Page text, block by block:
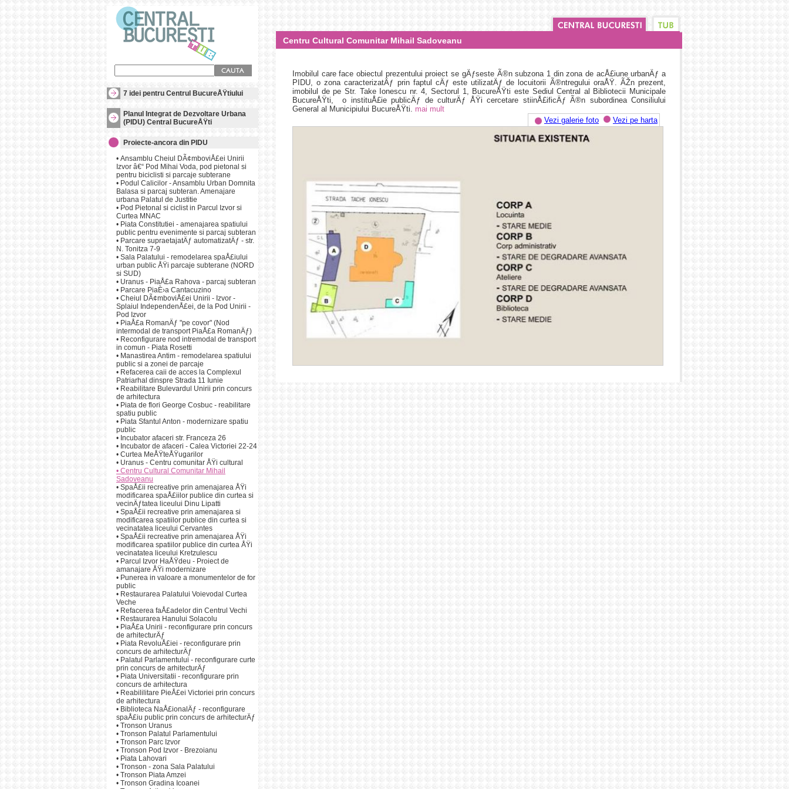
7 idei pentru Centrul BucureÅŸtiului
Planul Integrat de Dezvoltare Urbana
(PIDU) Central BucureÅŸti
Proiecte-ancora din PIDU
• Ansamblu Cheiul DÃ¢mboviÅ£ei Unirii
Izvor â€“ Pod Mihai Voda, pod pietonal si
pentru biciclisti si parcaje subterane
• Podul Calicilor - Ansamblu Urban Domnita
Balasa si parcaj subteran. Amenajare
urbana Palatul de Justitie
• Pod Pietonal si ciclist in Parcul Izvor si
Curtea MNAC
• Piata Constitutiei - amenajarea spatiului
public pentru evenimente si parcaj subteran
• Parcare supraetajatÄƒ automatizatÄƒ - str.
N. Tonitza 7-9
• Sala Palatului - remodelarea spaÅ£iului
urban public ÅŸi parcaje subterane (NORD
si SUD)
• Uranus - PiaÅ£a Rahova - parcaj subteran
• Parcare PiaÈ›a Cantacuzino
• Cheiul DÃ¢mboviÅ£ei Unirii - Izvor -
Splaiul IndependenÅ£ei, de la Pod Unirii -
Pod Izvor
• PiaÅ£a RomanÄƒ "pe covor" (Nod
intermodal de transport PiaÅ£a RomanÄƒ)
• Reconfigurare nod intremodal de transport
in comun - Piata Rosetti
• Manastirea Antim - remodelarea spatiului
public si a zonei de parcaje
• Refacerea caii de acces la Complexul
Patriarhal dinspre Strada 11 Iunie
• Reabilitare Bulevardul Unirii prin concurs
de arhitectura
• Piata de flori George Cosbuc - reabilitare
spatiu public
• Piata Sfantul Anton - modernizare spatiu
public
• Incubator afaceri str. Franceza 26
• Incubator de afaceri - Calea Victoriei 22-24
• Curtea MeÅŸteÅŸugarilor
• Uranus - Centru comunitar ÅŸi cultural
• Centru Cultural Comunitar Mihail
Sadoveanu
• SpaÅ£ii recreative prin amenajarea ÅŸi
modificarea spaÅ£iilor publice din curtea si
vecinÄƒtatea liceului Dinu Lipatti
• SpaÅ£ii recreative prin amenajarea si
modificarea spatiilor publice din curtea si
vecinatatea liceului Cervantes
• SpaÅ£ii recreative prin amenajarea ÅŸi
modificarea spatiilor publice din curtea ÅŸi
vecinatatea liceului Kretzulescu
• Parcul Izvor HaÅŸdeu - Proiect de
amanajare ÅŸi modernizare
• Punerea in valoare a monumentelor de for
public
• Restaurarea Palatului Voievodal Curtea
Veche
• Refacerea faÅ£adelor din Centrul Vechi
• Restaurarea Hanului Solacolu
• PiaÅ£a Unirii - reconfigurare prin concurs
de arhitecturÄƒ
• Piata RevoluÅ£iei - reconfigurare prin
concurs de arhitecturÄƒ
• Palatul Parlamentului - reconfigurare curte
prin concurs de arhitecturÄƒ
• Piata Universitatii - reconfigurare prin
concurs de arhitectura
• Reabililitare PieÅ£ei Victoriei prin concurs
de arhitectura
• Biblioteca NaÅ£ionalÄƒ - reconfigurare
spaÅ£iu public prin concurs de arhitecturÄƒ
• Tronson Uranus
• Tronson Palatul Parlamentului
• Tronson Parc Izvor
• Tronson Pod Izvor - Brezoianu
• Piata Lahovari
• Tronson - zona Sala Palatului
• Tronson Piata Amzei
• Tronson Gradina Icoanei
Centru Cultural Comunitar Mihail Sadoveanu
Imobilul care face obiectul prezentului proiect se gÄƒseste Ã®n subzona 1 din zona de acÅ£iune urbanÄƒ a
PIDU, o zona caracterizatÄƒ prin faptul cÄƒ este utilizatÄƒ de locuitorii Ã®ntregului oraÅŸ. ÃŽn prezent,
imobilul de pe Str. Take Ionescu nr. 4, Sectorul 1, BucureÅŸti este Sediul Central al Bibliotecii Municipale
BucureÅŸti, o instituÅ£ie publicÄƒ de culturÄƒ ÅŸi cercetare stiinÅ£ificÄƒ Ã®n subordinea Consiliului
General al Municipiului BucureÅŸti. mai mult
Imobilul care face obiectul prezentului proiect se gÄƒseste Ã®n subzona 1 din zona de acÅ£iune
urbanÄƒ a PIDU, o zona caracterizatÄƒ prin faptul cÄƒ este utilizatÄƒ de locuitorii Ã®ntregului oraÅŸ.
se adreseazÄƒ unui grup Å£intÄƒ restrÃ¢ns prin natura serviciilor oferite ÅŸi duce lipsa de spaÅ£iile
necesare pentru diversificarea activitÄƒÅ£ilor culturale pe care ar trebui sa le organizeze pentru a atrage un
numÄƒr mai mare de utilizatori din toate categoriile sociale ÅŸi de vÃ¢rstÄƒ.
Prin crearea Centrului Comunitar Mihail Sadoveanu se vor putea Ã®mbunÄƒtÄƒÅ£i ÅŸi diversificÄƒ serviciile
ÅŸi activitate culturale oferite Ã®n prezent de Biblioteca MunicipalÄƒ BucureÅŸti iar biblioteca va deveni mai
atractivÄƒ pentru locuitorii Ã®ntregului oraÅŸ.
La nivelul imaginii urbane, calitÄƒÅ£ile arhitecturale ale corpului principal vor putea fi puse Ã®n valoare prin
asigurarea unui cadru adecvat (acoperirea calcanelor Ã®nvecinate prin corpul nou) ÅŸi prin iluminat
arhitectural, construcÅ£ia Ã®n sine devenind un reper la nivel urban.
InvestiÅ£ia se va structura pe trei obiecte:
Corpul principal
- Sediul Central al Bibliotecii Metropolitane BucureÅŸti. Se vor menÅ£ine activitÄƒÅ£ile
existente si se vor moderniza spaÅ£iile li dotÄƒrile pentru a Ã®mbunÄƒtÄƒÅ£i serviciile existente.
Extindere.Se propune realizarea unui corp nou Ã®n care sÄƒ se poata desfÄƒÅŸura activitÄƒÅ£ile
necesare atingerii obiectivelor propuse Ã®n spaÅ£ii special gÃ¢ndite ÅŸi amenajate Ã®n acest scop:
- sala multimedia accesibilÄƒ cu facilitÄƒÅ£i pentru persoane cu handicap audio- vizual
- sala IT pentru informaÅ£ii ÅŸi bibliografie electronicÄƒ
- spatii de expunere
- spatii de depozitare adecvate
- spatii administrative
- spatii anexa dotate corespunzÄƒtor: grupuri sanitare accesibile persoanelor cu handicap, garderoba etc.
- spatii tehnice necesare echipamentelor necesare pentru asigurarea unui grad de confort optim pentru
vizitatori
Amenajari exterioare ale incintei
Se propune amenajarea incintei cu scopul de a sustine urmÄƒtoarele activitÄƒÅ£i:
- organizarea de expoziÅ£ii ÅŸi evenimente culturale Ã®n aer liber
- asigurarea posibilitÄƒÅ£ii de utilizare a incintei ca spaÅ£iu de lecturÄƒ Ã®n aer liber pe timpul verii prin
dotarea cu obiecte de mobilier urban
- amplasarea de panouri informative care sÄƒ promoveze serviciile oferite de Centrul Cultural si
evenimentele culturale organizate de acesta.
Vezi galerie foto Vezi pe harta